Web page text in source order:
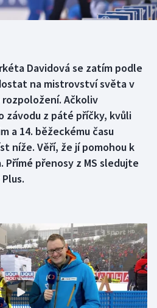
Davidová se zatím podle
na mistrovství světa v
Ačkoliv
z páté příčky, kvůli
a 14. běžeckému času
níže. Věří, že jí pomohou k
přenosy z MS sledujte